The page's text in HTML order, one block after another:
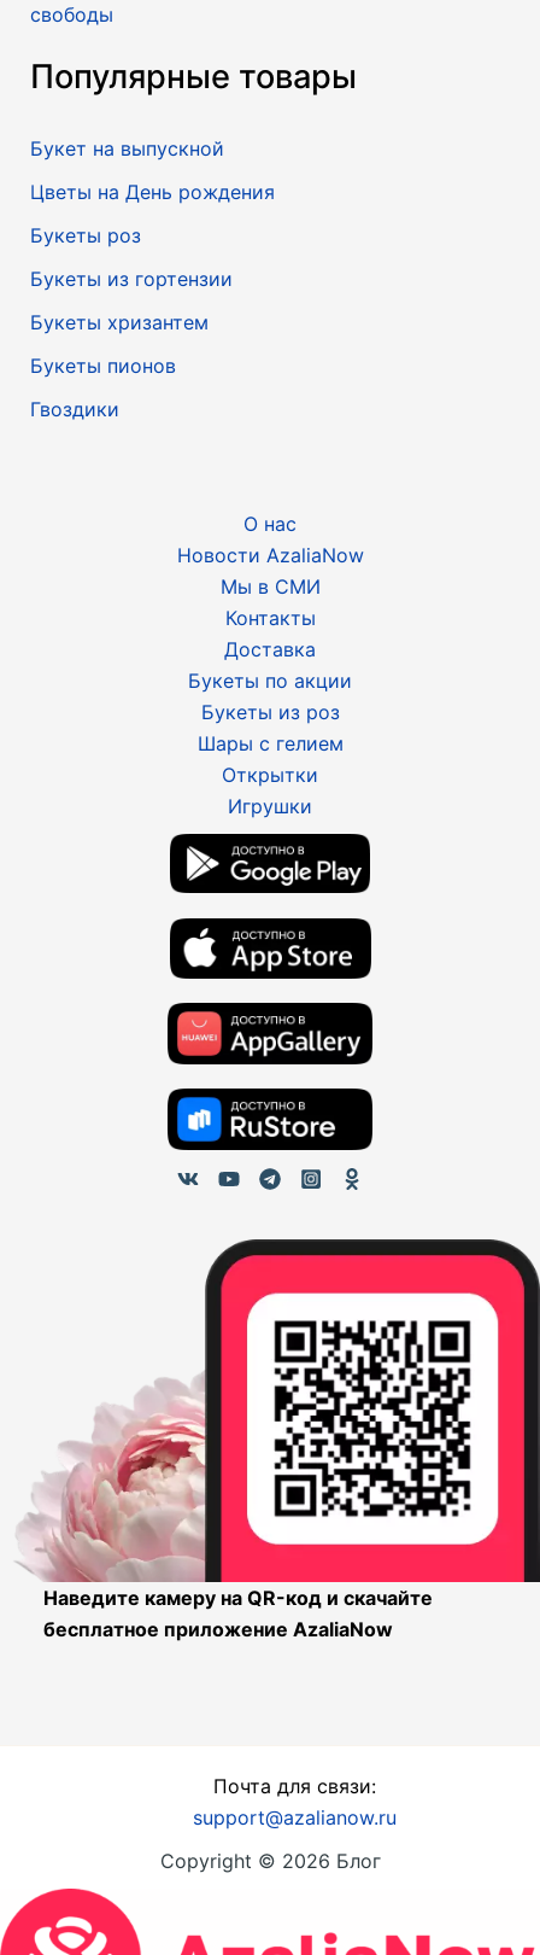
свободы
Популярные товары
Букет на выпускной
Цветы на День рождения
Букеты роз
Букеты из гортензии
Букеты хризантем
Букеты пионов
Гвоздики
О нас
Новости AzaliaNow
Мы в СМИ
Контакты
Доставка
Букеты по акции
Букеты из роз
Шары с гелием
Открытки
Игрушки
Наведите камеру на QR-код и скачайте
бесплатное приложение AzaliaNow
Почта для связи:
support@azalianow.ru
Copyright © 2026 Блог